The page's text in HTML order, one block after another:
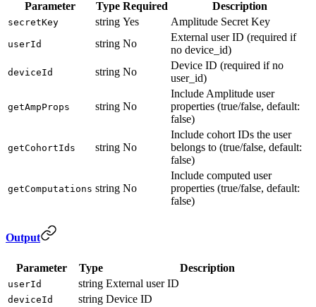
Parameter Type Required Description
secretKey string Yes Amplitude Secret Key
userId string No
External user ID (required if
no device_id)
deviceId string No
Device ID (required if no
user_id)
getAmpProps string No
Include Amplitude user
properties (true/false, default:
false)
getCohortIds string No
Include cohort IDs the user
belongs to (true/false, default:
false)
getComputations string No
Include computed user
properties (true/false, default:
false)
Output
Parameter Type Description
userId string External user ID
deviceId string Device ID